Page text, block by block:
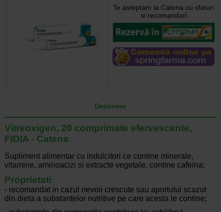
Te asteptam la Catena cu sfaturi
si recomandari
Descriere
Vitreoxigen, 20 comprimate efervescente,
FIDIA - Catena
Supliment alimentar cu indulcitori ce contine minerale,
vitamine, aminoacizi si extracte vegetale, contine cafeina;
Proprietati
- recomandat in cazul nevoii crescute sau aportului scazut
din dieta a substantelor nutritive pe care acesta le contine;